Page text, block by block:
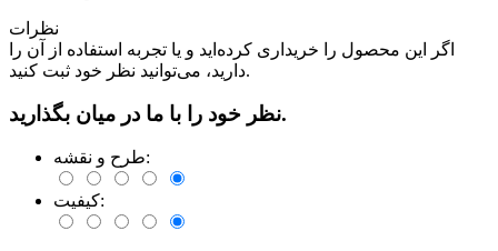
نظرات
اگر این محصول را خریداری کرده‌اید و یا تجربه استفاده از آن را
دارید، می‌توانید نظر خود ثبت کنید.
نظر خود را با ما در میان بگذارید.
طرح و نقشه:
کیفیت: